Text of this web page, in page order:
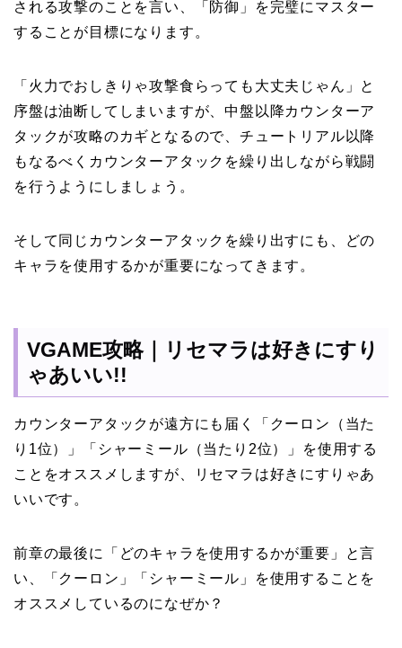
される攻撃のことを言い、「防御」を完璧にマスター
することが目標になります。
「火力でおしきりゃ攻撃食らっても大丈夫じゃん」と
序盤は油断してしまいますが、中盤以降カウンターア
タックが攻略のカギとなるので、チュートリアル以降
もなるべくカウンターアタックを繰り出しながら戦闘
を行うようにしましょう。
そして同じカウンターアタックを繰り出すにも、どの
キャラを使用するかが重要になってきます。
VGAME攻略｜リセマラは好きにすり
ゃあいい!!
カウンターアタックが遠方にも届く「クーロン（当た
り1位）」「シャーミール（当たり2位）」を使用する
ことをオススメしますが、リセマラは好きにすりゃあ
いいです。
前章の最後に「どのキャラを使用するかが重要」と言
い、「クーロン」「シャーミール」を使用することを
オススメしているのになぜか？